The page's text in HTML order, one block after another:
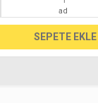
ad